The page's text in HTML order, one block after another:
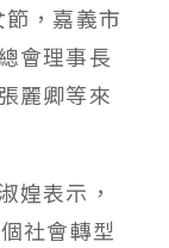
，嘉義市
會理事長
麗卿等來
媓表示，
社會轉型